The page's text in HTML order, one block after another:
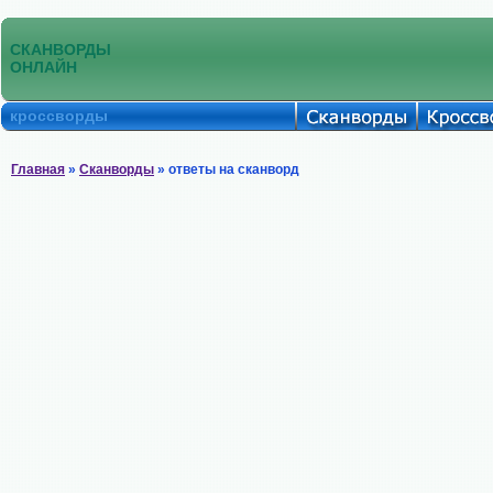
СКАНВОРДЫ
ОНЛАЙН
кроссворды
Главная » Сканворды » ответы на сканворд